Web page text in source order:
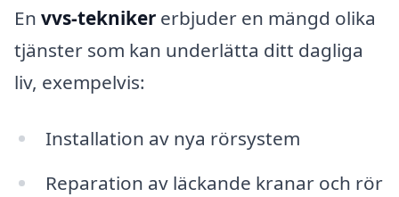
En vvs-tekniker erbjuder en mängd olika
tjänster som kan underlätta ditt dagliga
liv, exempelvis:
Installation av nya rörsystem
Reparation av läckande kranar och rör